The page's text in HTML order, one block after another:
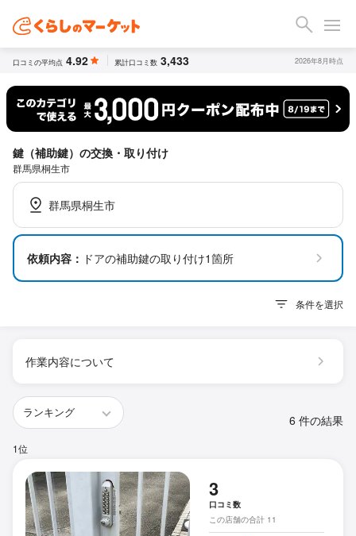
口コミの平均点 4.92 累計口コミ数 3,433 2026年8月時点
鍵（補助鍵）の交換・取り付け
群馬県桐生市
群馬県桐生市
依頼内容： ドアの補助鍵の取り付け1箇所
条件を選択
作業内容について
6 件の結果
1位
3
口コミ数
この店舗の合計 11